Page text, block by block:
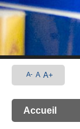
A- A A+
Accueil